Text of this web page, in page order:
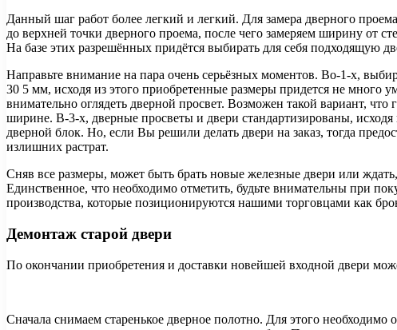
Данный шаг работ более легкий и легкий. Для замера дверного
до верхней точки дверного проема, после чего замеряем ширину от
На базе этих разрешённых придётся выбирать для себя подходящую
Направьте внимание на пара очень серьёзных моментов. Во-1-х,
30 5 мм, исходя из этого приобретенные размеры придется не много
внимательно оглядеть дверной просвет. Возможен такой вариант,
ширине. В-3-х, дверные просветы и двери стандартизированы,
дверной блок. Но, если Вы решили делать двери на заказ, тогда
излишних растрат.
Сняв все размеры, может быть брать новые железные двери или
Единственное, что необходимо отметить, будьте внимательны при
производства, которые позиционируются нашими торговцами как
Демонтаж старой двери
По окончании приобретения и доставки новейшей входной двери
Сначала снимаем старенькое дверное полотно. Для этого